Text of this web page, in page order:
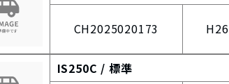
CH2025020173 H26
IS250C / 標準